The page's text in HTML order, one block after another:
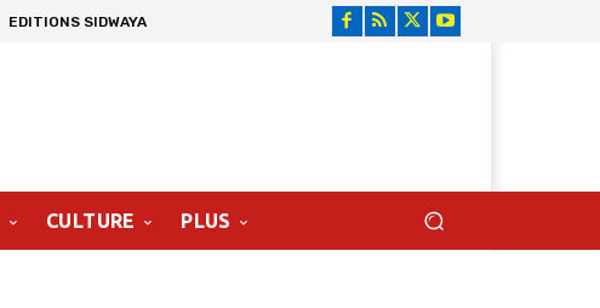
EDITIONS SIDWAYA
CULTURE PLUS